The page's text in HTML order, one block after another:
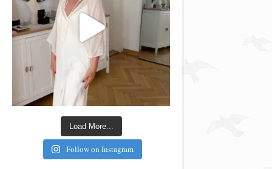
Load More...
Follow on Instagram